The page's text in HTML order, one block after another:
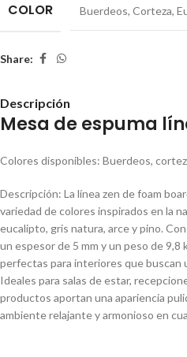
COLOR Buerdeos, Corteza,
Share:
Descripción
Mesa de espuma
Colores disponibles: Buerdeos,
Descripción: La línea zen de foam
variedad de colores inspirados en la
eucalipto, gris natura, arce y pino.
un espesor de 5 mm y un peso de 9,8
perfectas para interiores que buscan
Ideales para salas de estar,
productos aportan una apariencia
ambiente relajante y armonioso en